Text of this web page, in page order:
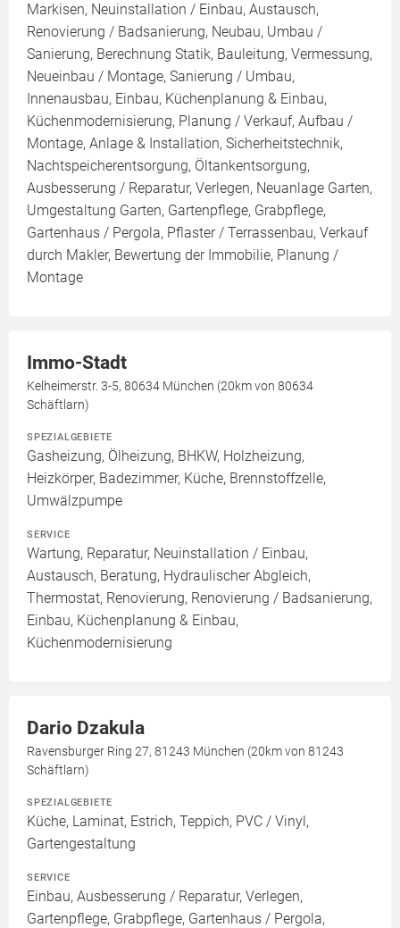
Markisen, Neuinstallation / Einbau, Austausch,
Renovierung / Badsanierung, Neubau, Umbau /
Sanierung, Berechnung Statik, Bauleitung, Vermessung,
Neueinbau / Montage, Sanierung / Umbau,
Innenausbau, Einbau, Küchenplanung & Einbau,
Küchenmodernisierung, Planung / Verkauf, Aufbau /
Montage, Anlage & Installation, Sicherheitstechnik,
Nachtspeicherentsorgung, Öltankentsorgung,
Ausbesserung / Reparatur, Verlegen, Neuanlage Garten,
Umgestaltung Garten, Gartenpflege, Grabpflege,
Gartenhaus / Pergola, Pflaster / Terrassenbau, Verkauf
durch Makler, Bewertung der Immobilie, Planung /
Montage
Immo-Stadt
Kelheimerstr. 3-5, 80634 München (20km von 80634
Schäftlarn)
SPEZIALGEBIETE
Gasheizung, Ölheizung, BHKW, Holzheizung,
Heizkörper, Badezimmer, Küche, Brennstoffzelle,
Umwälzpumpe
SERVICE
Wartung, Reparatur, Neuinstallation / Einbau,
Austausch, Beratung, Hydraulischer Abgleich,
Thermostat, Renovierung, Renovierung / Badsanierung,
Einbau, Küchenplanung & Einbau,
Küchenmodernisierung
Dario Dzakula
Ravensburger Ring 27, 81243 München (20km von 81243
Schäftlarn)
SPEZIALGEBIETE
Küche, Laminat, Estrich, Teppich, PVC / Vinyl,
Gartengestaltung
SERVICE
Einbau, Ausbesserung / Reparatur, Verlegen,
Gartenpflege, Grabpflege, Gartenhaus / Pergola,